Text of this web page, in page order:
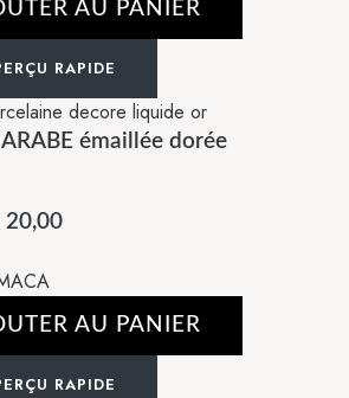
AU PANIER
RAPIDE
decore liquide or
émaillée dorée
20,00
AU PANIER
RAPIDE